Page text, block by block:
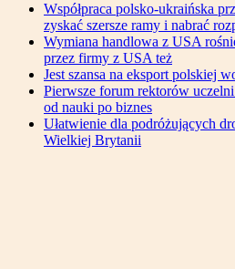
Współpraca polsko-ukraińska
zyskać szersze ramy i nabrać
Wymiana handlowa z USA
przez firmy z USA też
Jest szansa na eksport polskiej
Pierwsze forum rektorów
od nauki po biznes
Ułatwienie dla podróżujących
Wielkiej Brytanii